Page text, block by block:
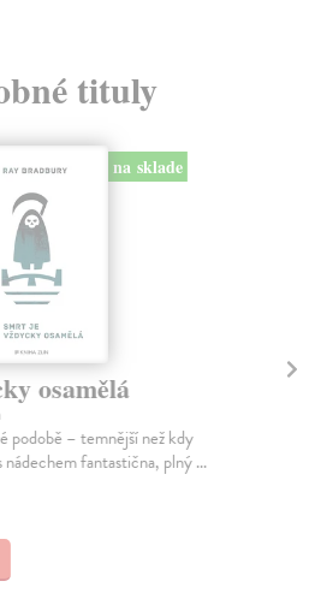
tituly
na sklade
osamělá
podobě – temnější než kdy
fantastična, plný ...